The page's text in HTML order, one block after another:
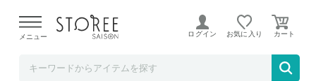
よる配送遅延が発生しております。
メニュー ログイン お気に入り
チーズケーキサンド -CHEESECAKE SAND-